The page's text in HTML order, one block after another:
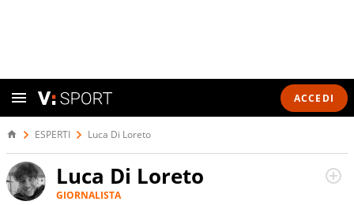
ACCEDI
ESPERTI Luca Di Loreto
Luca Di Loreto
GIORNALISTA